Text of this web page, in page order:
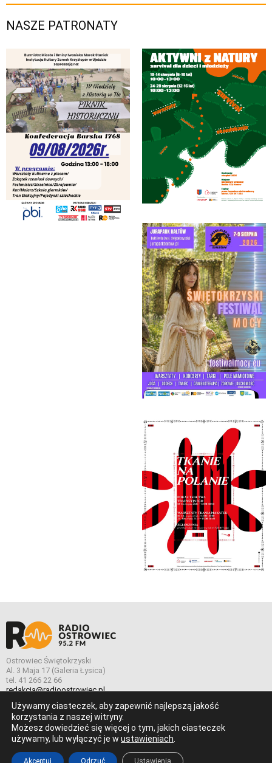
NASZE PATRONATY
Ostrowiec Świętokrzyski
Al. 3 Maja 17 (Galeria Łysica)
tel. 41 266 22 66
redakcja@radioostrowiec.pl
© Wszelkie prawa zastrzeżone. Radio Ostrowiec 2026 Radio
Ostrowiec.
Stworzone z
Używamy ciasteczek, aby zapewnić najlepszą jakość
korzystania z naszej witryny.
Możesz dowiedzieć się więcej o tym, jakich ciasteczek
używamy, lub wyłączyć je w ustawieniach
Akceptuj Odrzuć Ustawienia